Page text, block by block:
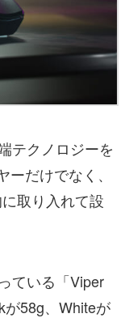
テクノロジーを
だけでなく、
取り入れて設
ている「Viper
が58g、Whiteが